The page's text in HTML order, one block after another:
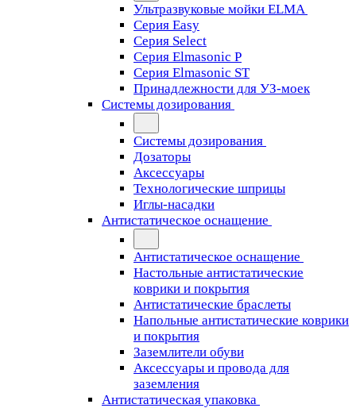
Ультразвуковые мойки ELMA
Серия Easy
Серия Select
Серия Elmasonic P
Серия Elmasonic ST
Принадлежности для УЗ-моек
Системы дозирования
Системы дозирования
Дозаторы
Аксессуары
Технологические шприцы
Иглы-насадки
Антистатическое оснащение
Антистатическое оснащение
Настольные антистатические
коврики и покрытия
Антистатические браслеты
Напольные антистатические коврики
и покрытия
Заземлители обуви
Аксессуары и провода для
заземления
Антистатическая упаковка